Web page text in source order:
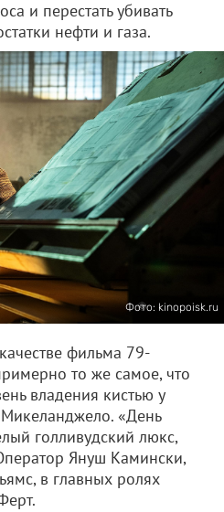
и перестать убивать
нефти и газа.
Фото: kinopoisk.ru
фильма 79-
то же самое, что
владения кистью у
«День
голливудский люкс,
Януш Камински,
в главных ролях